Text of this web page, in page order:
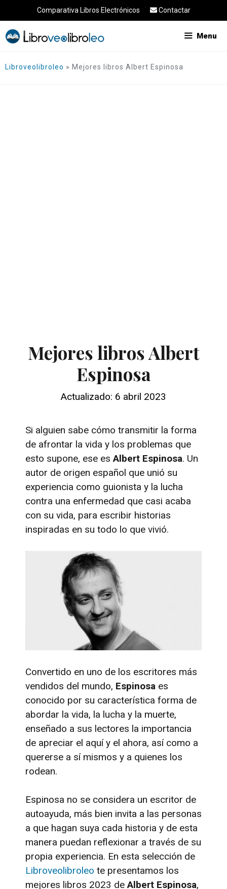
al
contenido
Comparativa Libros Electrónicos Contactar
Menu
Libroveolibroleo » Mejores libros Albert Espinosa
Mejores libros Albert
Espinosa
Actualizado: 6 abril 2023
Si alguien sabe cómo transmitir la forma
de afrontar la vida y los problemas que
esto supone, ese es Albert Espinosa. Un
autor de origen español que unió su
experiencia como guionista y la lucha
contra una enfermedad que casi acaba
con su vida, para escribir historias
inspiradas en su todo lo que vivió.
Convertido en uno de los escritores más
vendidos del mundo, Espinosa es
conocido por su característica forma de
abordar la vida, la lucha y la muerte,
enseñado a sus lectores la importancia
de apreciar el aquí y el ahora, así como a
quererse a sí mismos y a quienes los
rodean.
Espinosa no se considera un escritor de
autoayuda, más bien invita a las personas
a que hagan suya cada historia y de esta
manera puedan reflexionar a través de su
propia experiencia. En esta selección de
Libroveolibroleo te presentamos los
mejores libros 2023 deAlbert Espinosa,